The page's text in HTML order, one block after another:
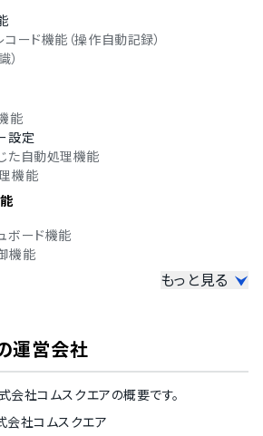
ード機能（操作自動記録）
）
能
設定
た自動処理機能
機能
ボード機能
機能
管理機能
のレポート機能
もっと見る
運営会社
会社コムスクエアの概要です。
会社コムスクエア